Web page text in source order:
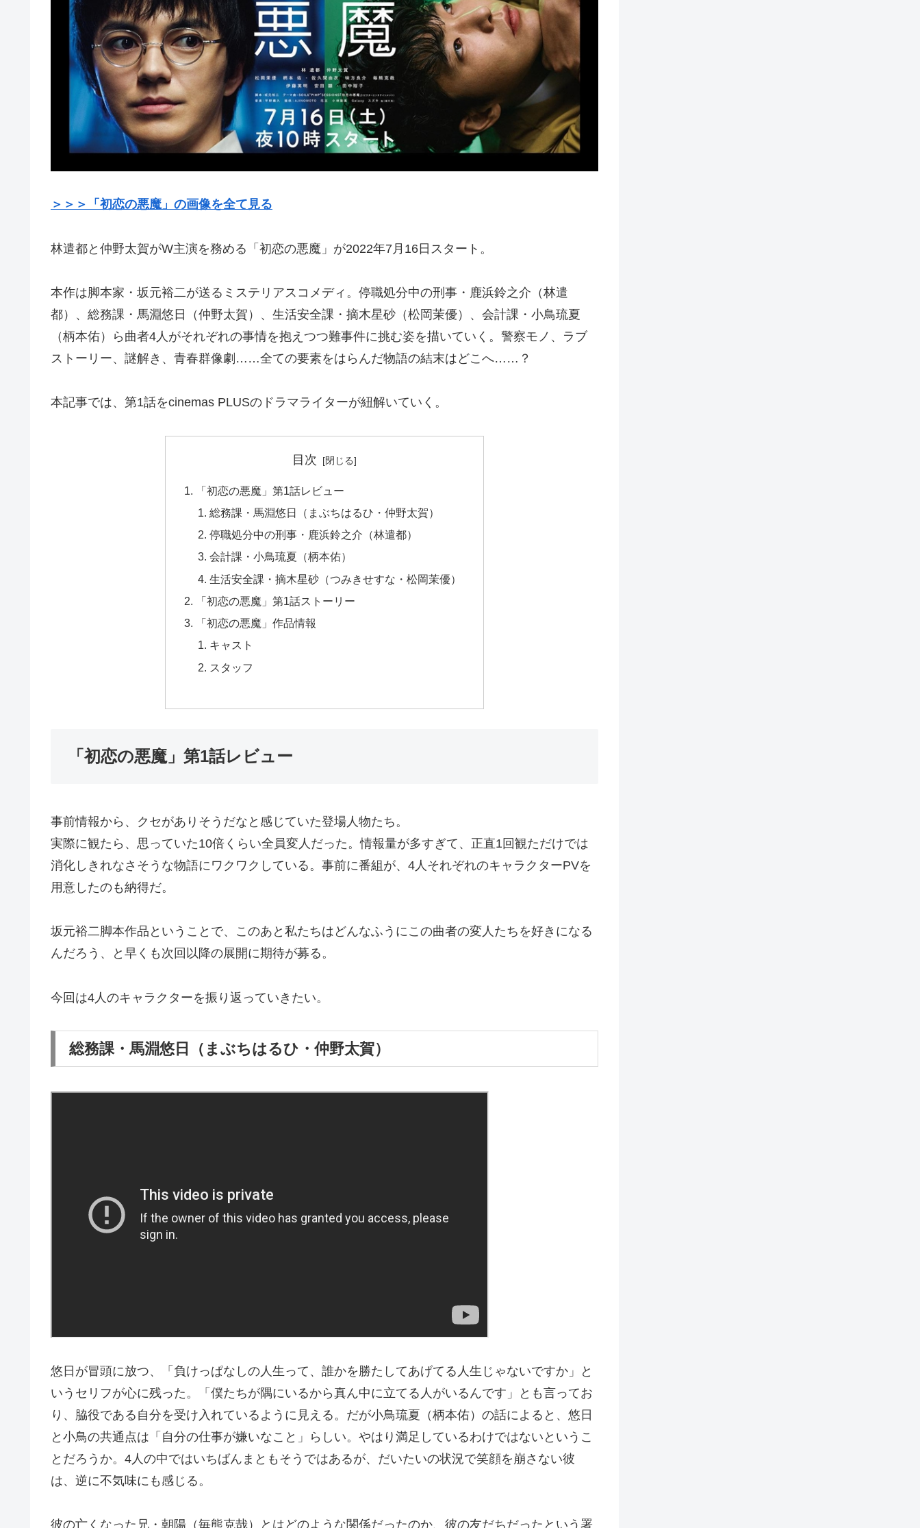
＞＞＞「初恋の悪魔」の画像を全て見る
林遣都と仲野太賀がW主演を務める「初恋の悪魔」が2022年7月16日スタート。
本作は脚本家・坂元裕二が送るミステリアスコメディ。停職処分中の刑事・鹿浜鈴之介（林遣
都）、総務課・馬淵悠日（仲野太賀）、生活安全課・摘木星砂（松岡茉優）、会計課・小鳥琉夏
（柄本佑）ら曲者4人がそれぞれの事情を抱えつつ難事件に挑む姿を描いていく。警察モノ、ラブ
ストーリー、謎解き、青春群像劇……全ての要素をはらんだ物語の結末はどこへ……？
本記事では、第1話をcinemas PLUSのドラマライターが紐解いていく。
目次
「初恋の悪魔」第1話レビュー
総務課・馬淵悠日（まぶちはるひ・仲野太賀）
停職処分中の刑事・鹿浜鈴之介（林遣都）
会計課・小鳥琉夏（柄本佑）
生活安全課・摘木星砂（つみきせすな・松岡茉優）
「初恋の悪魔」第1話ストーリー
「初恋の悪魔」作品情報
キャスト
スタッフ
「初恋の悪魔」第1話レビュー
事前情報から、クセがありそうだなと感じていた登場人物たち。
実際に観たら、思っていた10倍くらい全員変人だった。情報量が多すぎて、正直1回観ただけでは
消化しきれなさそうな物語にワクワクしている。事前に番組が、4人それぞれのキャラクターPVを
用意したのも納得だ。
坂元裕二脚本作品ということで、このあと私たちはどんなふうにこの曲者の変人たちを好きになる
んだろう、と早くも次回以降の展開に期待が募る。
今回は4人のキャラクターを振り返っていきたい。
総務課・馬淵悠日（まぶちはるひ・仲野太賀）
悠日が冒頭に放つ、「負けっぱなしの人生って、誰かを勝たしてあげてる人生じゃないですか」と
いうセリフが心に残った。「僕たちが隅にいるから真ん中に立てる人がいるんです」とも言ってお
り、脇役である自分を受け入れているように見える。だが小鳥琉夏（柄本佑）の話によると、悠日
と小鳥の共通点は「自分の仕事が嫌いなこと」らしい。やはり満足しているわけではないというこ
とだろうか。4人の中ではいちばんまともそうではあるが、だいたいの状況で笑顔を崩さない彼
は、逆に不気味にも感じる。
彼の亡くなった兄・朝陽（毎熊克哉）とはどのような関係だったのか、彼の友だちだったという署